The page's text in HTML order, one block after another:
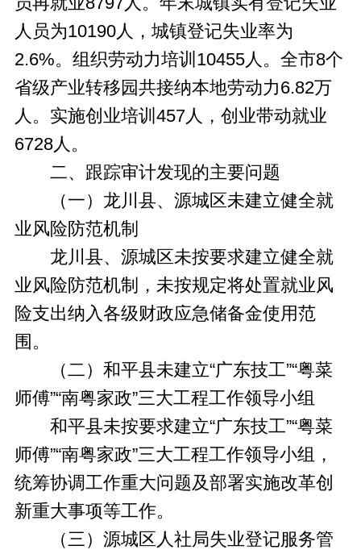
人员为10190人，城镇登记失业率为
2.6%。组织劳动力培训10455人。全市8个
省级产业转移园共接纳本地劳动力6.82万
人。实施创业培训457人，创业带动就业
6728人。
二、跟踪审计发现的主要问题
（一）龙川县、源城区未建立健全就
业风险防范机制
龙川县、源城区未按要求建立健全就
业风险防范机制，未按规定将处置就业风
险支出纳入各级财政应急储备金使用范
围。
（二）和平县未建立“广东技工”“粤菜
师傅”“南粤家政”三大工程工作领导小组
和平县未按要求建立“广东技工”“粤菜
师傅”“南粤家政”三大工程工作领导小组，
统筹协调工作重大问题及部署实施改革创
新重大事项等工作。
（三）源城区人社局失业登记服务管